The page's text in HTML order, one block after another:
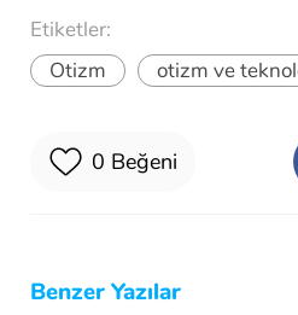
Etiketler:
Otizm
otizm ve
0 Beğeni
Benzer Yazılar